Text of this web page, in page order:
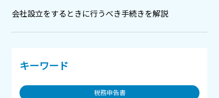
会社設立をするときに行うべき手続きを解説
キーワード
税務申告書